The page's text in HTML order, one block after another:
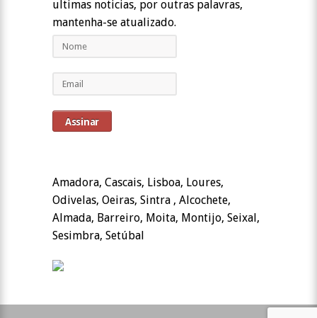
ultimas noticias, por outras palavras,
mantenha-se atualizado.
Amadora, Cascais, Lisboa, Loures,
Odivelas, Oeiras, Sintra , Alcochete,
Almada, Barreiro, Moita, Montijo, Seixal,
Sesimbra, Setúbal